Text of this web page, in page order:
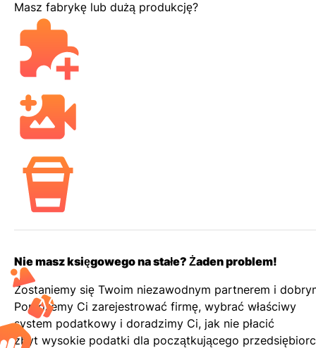
Masz fabrykę lub dużą produkcję?
Nie masz księgowego na stałe? Żaden problem!
Zostaniemy się Twoim niezawodnym partnerem i
Pomożemy Ci zarejestrować firmę, wybrać właściwy
system podatkowy i doradzimy Ci, jak nie płacić
zbyt wysokie podatki dla początkującego